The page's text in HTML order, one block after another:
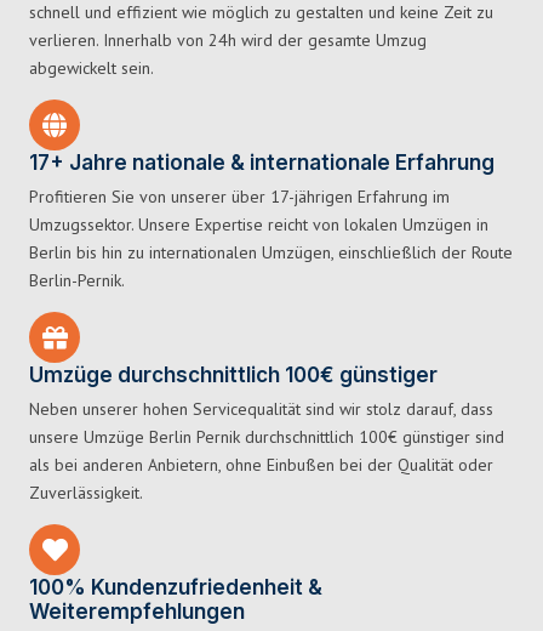
schnell und effizient wie möglich zu gestalten und keine Zeit zu
verlieren. Innerhalb von 24h wird der gesamte Umzug
abgewickelt sein.
17+ Jahre nationale & internationale Erfahrung
Profitieren Sie von unserer über 17-jährigen Erfahrung im
Umzugssektor. Unsere Expertise reicht von lokalen Umzügen in
Berlin bis hin zu internationalen Umzügen, einschließlich der Route
Berlin-Pernik.
Umzüge durchschnittlich 100€ günstiger
Neben unserer hohen Servicequalität sind wir stolz darauf, dass
unsere Umzüge Berlin Pernik durchschnittlich 100€ günstiger sind
als bei anderen Anbietern, ohne Einbußen bei der Qualität oder
Zuverlässigkeit.
100% Kundenzufriedenheit &
Weiterempfehlungen